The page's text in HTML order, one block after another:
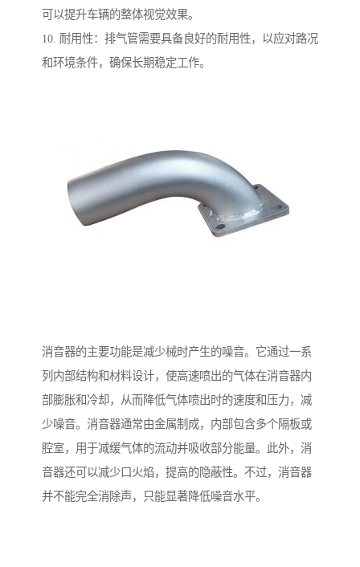
可以提升车辆的整体视觉效果。
10. 耐用性：排气管需要具备良好的耐用性，以应对路况
和环境条件，确保长期稳定工作。
消音器的主要功能是减少械时产生的噪音。它通过一系
列内部结构和材料设计，使高速喷出的气体在消音器内
部膨胀和冷却，从而降低气体喷出时的速度和压力，减
少噪音。消音器通常由金属制成，内部包含多个隔板或
腔室，用于减缓气体的流动并吸收部分能量。此外，消
音器还可以减少口火焰，提高的隐蔽性。不过，消音器
并不能完全消除声，只能显著降低噪音水平。